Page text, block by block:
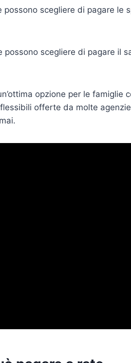
possono scegliere di pagare le
possono scegliere di pagare il
opzione per le famiglie
offerte da molte agenzie